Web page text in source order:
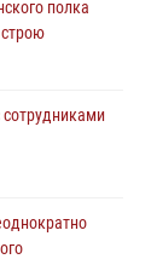
Кристины
полка